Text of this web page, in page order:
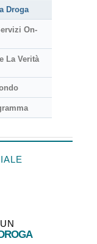
Droga
On-
La Verità